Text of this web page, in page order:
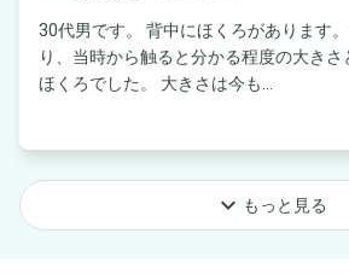
30代男です。 背中にほくろがあります
り、当時から触ると分かる程度の大きさ
ほくろでした。 大きさは今も...
keyboard_arrow_down もっと見る